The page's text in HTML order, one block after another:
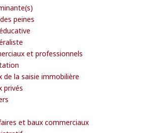
peines
et professionnels
de la saisie immobilière
privés
et baux commerciaux